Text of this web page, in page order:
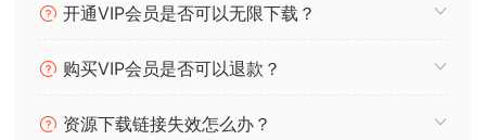
开通VIP会员是否可以无限下载？
购买VIP会员是否可以退款？
资源下载链接失效怎么办？